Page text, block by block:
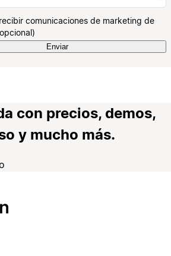
comunicaciones de marketing de
Enviar
con precios, demos,
y mucho más.